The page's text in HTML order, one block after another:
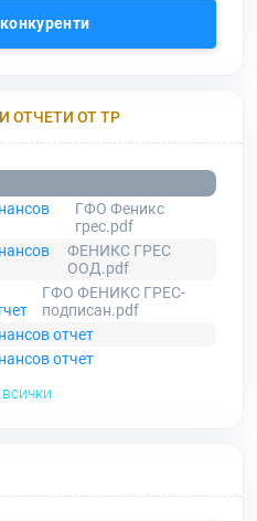
ОТЧЕТИ ОТ ТР
ГФО Феникс
грес.pdf
ФЕНИКС ГРЕС
ООД.pdf
ГФО ФЕНИКС ГРЕС-
подписан.pdf
отчет
отчет